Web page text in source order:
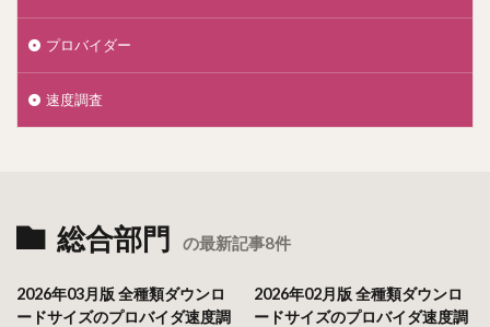
プロバイダー
速度調査
総合部門 の最新記事8件
2026年03月版 全種類ダウンロ
ードサイズのプロバイダ速度調
2026年02月版 全種類ダウンロ
ードサイズのプロバイダ速度調